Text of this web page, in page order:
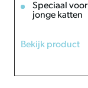
Speciaal voor
jonge katten
Bekijk product